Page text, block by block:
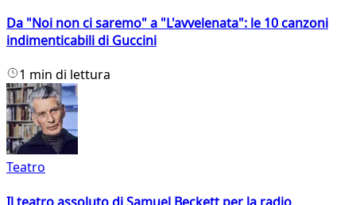
Da "Noi non ci saremo" a "L'avvelenata": le 10 canzoni
indimenticabili di Guccini
1 min di lettura
Teatro
Il teatro assoluto di Samuel Beckett per la radio